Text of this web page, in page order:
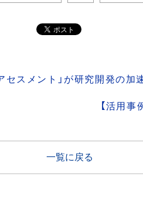
セスメント」が研究開発の加
【活用
一覧に戻る